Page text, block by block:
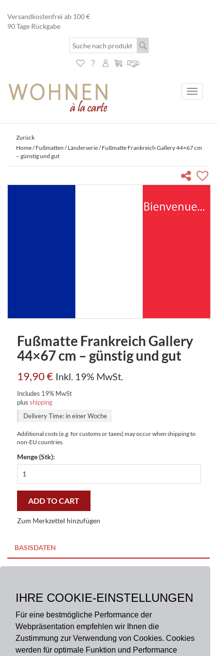
IHRE COOKIE-EINSTELLUNGEN
Für eine bestmögliche Performance der
Webpräsentation empfehlen wir Ihnen die
Zustimmung zur Verwendung von Cookies. Cookies
werden für optimale Funktion und Performance
Versandkostenfrei ab 100 €
90 Tage Rückgabe
Toggle
Zurück
Home/Fußmatten /Länderserie/ Fußmatte Frankreich Gallery 44×67 cm
– günstig und gut
Fußmatte Frankreich Gallery
44×67 cm – günstig und gut
19,90€ Inkl. 19% MwSt.
Includes 19% MwSt
plus shipping
Delivery Time: in einer Woche
Additional costs (e.g. for customs or taxes) may occur when shipping to
non-EU countries.
Menge (Stk):
Frankreich
44x67
-
gut
quantity
ADD TO CART
Zum Merkzettel hinzufügen
BASISDATEN
BESCHREIBUNG
Größe: 44 x 67 cm Material: 100% Polyester